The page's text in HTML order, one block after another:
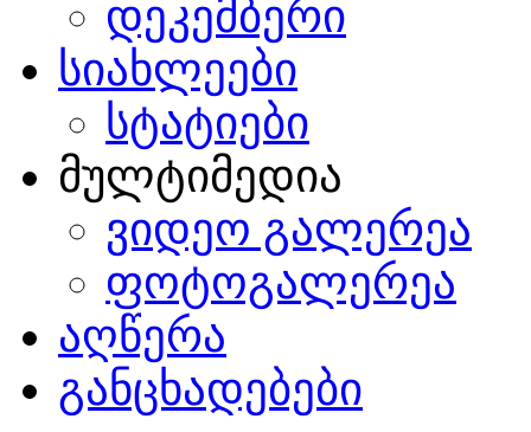
დეკემბერი
სიახლეები
სტატიები
მულტიმედია
ვიდეო გალერეა
ფოტოგალერეა
აღწერა
განცხადებები